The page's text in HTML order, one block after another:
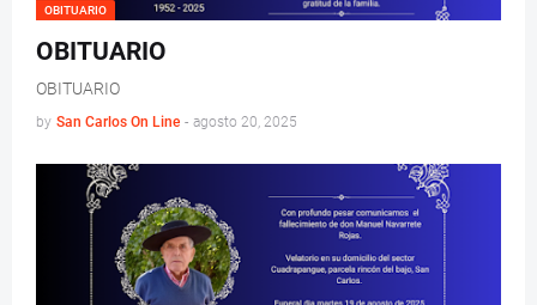
OBITUARIO
OBITUARIO
OBITUARIO
by San Carlos On Line - agosto 20, 2025